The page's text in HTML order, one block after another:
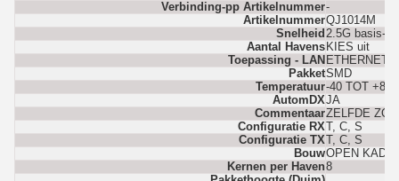
Verbinding-pp Artikelnummer-
ArtikelnummerQJ1014M
Snelheid 2.5G basis-t
Aantal Havens KIES uit
Toepassing - LAN ETHERNET
PakketSMD
Temperatuur-40 TOT +85
AutomDXJA
CommentaarZELFDE
Configuratie RX T, C, S
Configuratie TX T, C, S
BouwOPEN
Kernen per Haven8